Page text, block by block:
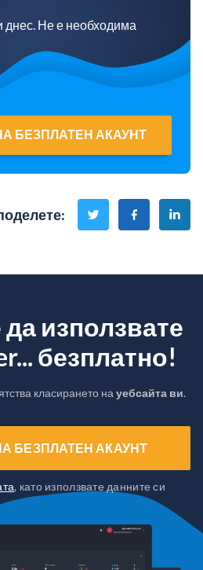
днес. Не е необходима
БЕЗПЛАТЕН АКАУНТ
:
използвате
безплатно!
класирането на уебсайта ви.
БЕЗПЛАТЕН АКАУНТ
, като използвате данните си